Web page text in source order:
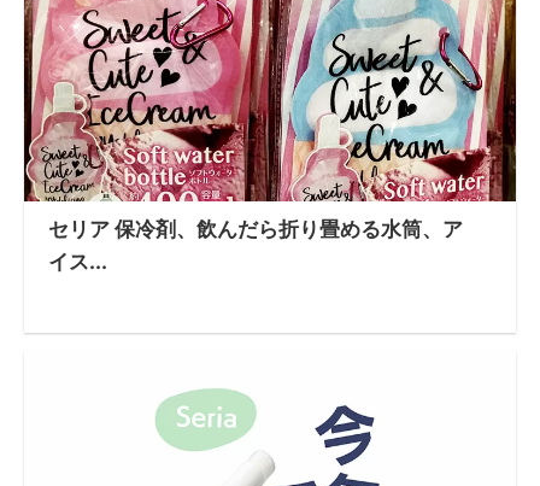
セリア 保冷剤、飲んだら折り畳める水筒、ア
イス...